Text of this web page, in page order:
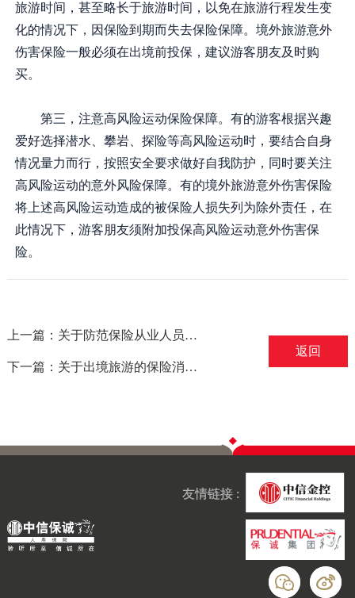
旅游时间，甚至略长于旅游时间，以免在旅游行程发生变
化的情况下，因保险到期而失去保险保障。境外旅游意外
伤害保险一般必须在出境前投保，建议游客朋友及时购
买。
第三，注意高风险运动保险保障。有的游客根据兴趣
爱好选择潜水、攀岩、探险等高风险运动时，要结合自身
情况量力而行，按照安全要求做好自我防护，同时要关注
高风险运动的意外风险保障。有的境外旅游意外伤害保险
将上述高风险运动造成的被保险人损失列为除外责任，在
此情况下，游客朋友须附加投保高风险运动意外伤害保
险。
上一篇：关于防范保险从业人员违规销售非保险金融产品的风险提示——摘自中国银保监会
下一篇：关于出境旅游的保险消费提示（医疗保险篇）——摘自保监会
返回
友情链接 :